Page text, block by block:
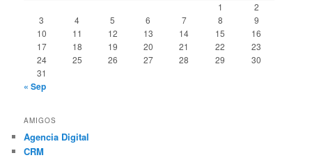
1
2
3
4 5 6 7 8
9
10
11 12 13 14 15
16
17
18 19 20 21 22
23
24
25 26 27 28 29
30
31
« Sep
AMIGOS
Agencia Digital
CRM